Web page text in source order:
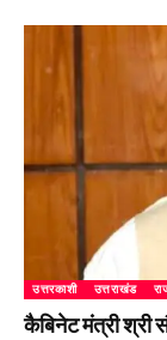
उत्तरकाशी उत्तराखंड
कैबिनेट मंत्री श्री